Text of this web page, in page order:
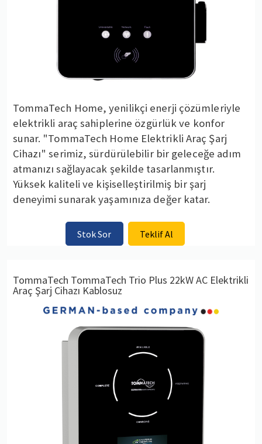
TommaTech Home, yenilikçi enerji çözümleriyle
elektrikli araç sahiplerine özgürlük ve konfor
sunar. "TommaTech Home Elektrikli Araç Şarj
Cihazı" serimiz, sürdürülebilir bir geleceğe adım
atmanızı sağlayacak şekilde tasarlanmıştır.
Yüksek kaliteli ve kişiselleştirilmiş bir şarj
deneyimi sunarak yaşamınıza değer katar.
Stok Sor Teklif Al
TommaTech TommaTech Trio Plus 22kW AC Elektrikli
Araç Şarj Cihazı Kablosuz